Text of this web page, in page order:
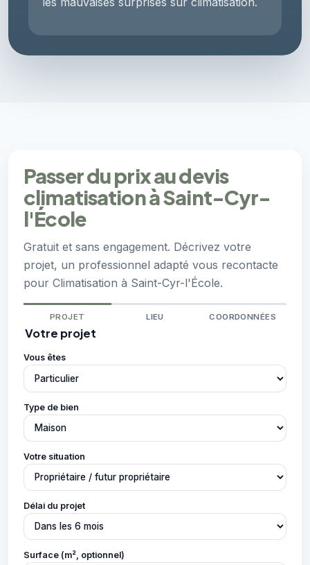
Passer du prix au devis
climatisation à Saint-Cyr-
l'École
Gratuit et sans engagement. Décrivez votre
projet, un professionnel adapté vous recontacte
pour Climatisation à Saint-Cyr-l'École.
PROJET LIEU COORDONNÉES
Votre projet
Vous êtes
Type de bien
Votre situation
Délai du projet
Surface (m², optionnel)